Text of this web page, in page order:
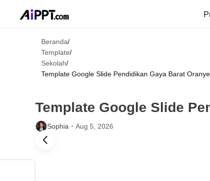
Beranda/
Template/
Sekolah/
Template Google Slide Pendidikan Gaya Barat
Template Google Slide
Sophia・ Aug 5, 2026